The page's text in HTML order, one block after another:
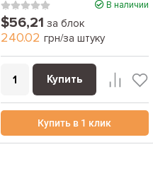
В наличии
$56,21 за блок
240.02 грн/за штуку
Купить
Купить в 1 клик